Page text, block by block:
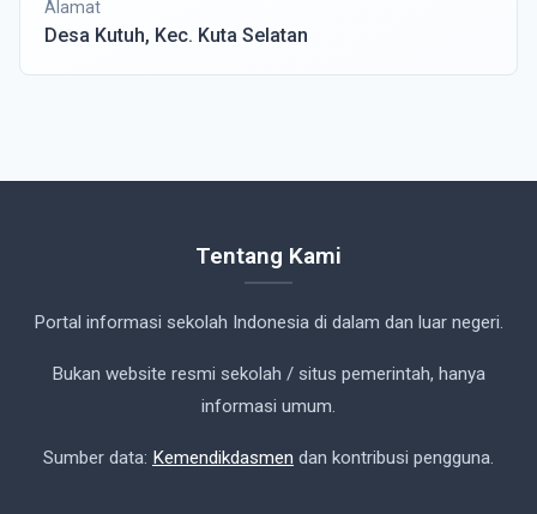
Alamat
Desa Kutuh, Kec. Kuta Selatan
Tentang Kami
Portal informasi sekolah Indonesia di dalam dan luar negeri.
Bukan website resmi sekolah / situs pemerintah, hanya
informasi umum.
Sumber data: Kemendikdasmen dan kontribusi pengguna.